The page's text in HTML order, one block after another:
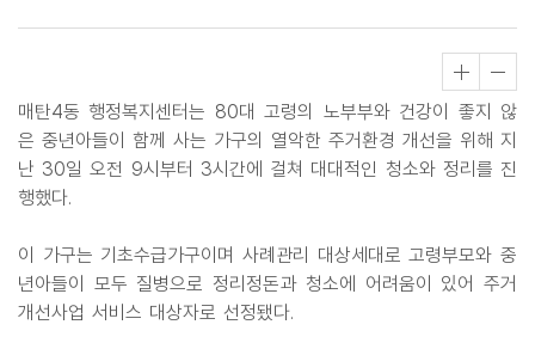
매탄4동 행정복지센터는 80대 고령의 노부부와 건강이 좋지 않
은 중년아들이 함께 사는 가구의 열악한 주거환경 개선을 위해 지
난 30일 오전 9시부터 3시간에 걸쳐 대대적인 청소와 정리를 진
행했다.
이 가구는 기초수급가구이며 사례관리 대상세대로 고령부모와 중
년아들이 모두 질병으로 정리정돈과 청소에 어려움이 있어 주거
개선사업 서비스 대상자로 선정됐다.